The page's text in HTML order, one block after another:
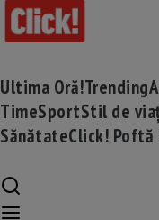
Ultima Oră!Trending
TimeSportStil de
SănătateClick! Poftă